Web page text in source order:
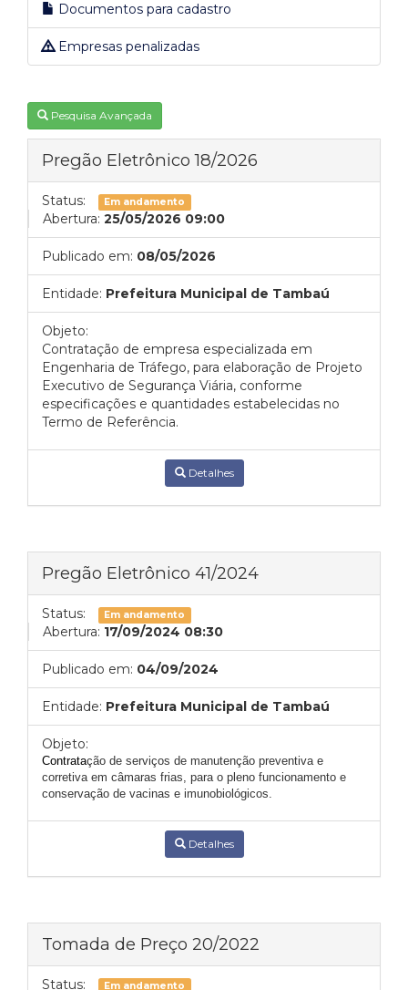
Documentos para cadastro
Empresas penalizadas
Pesquisa Avançada
Pregão Eletrônico 18/2026
Status: Em andamento
Abertura: 25/05/2026 09:00
Publicado em: 08/05/2026
Entidade: Prefeitura Municipal de Tambaú
Objeto:
Contratação de empresa especializada em
Engenharia de Tráfego, para elaboração de Projeto
Executivo de Segurança Viária, conforme
especificações e quantidades estabelecidas no
Termo de Referência.
Detalhes
Pregão Eletrônico 41/2024
Status: Em andamento
Abertura: 17/09/2024 08:30
Publicado em: 04/09/2024
Entidade: Prefeitura Municipal de Tambaú
Objeto:
Contratação de serviços de manutenção preventiva e
corretiva em câmaras frias, para o pleno funcionamento e
conservação de vacinas e imunobiológicos.
Detalhes
Tomada de Preço 20/2022
Status: Em andamento